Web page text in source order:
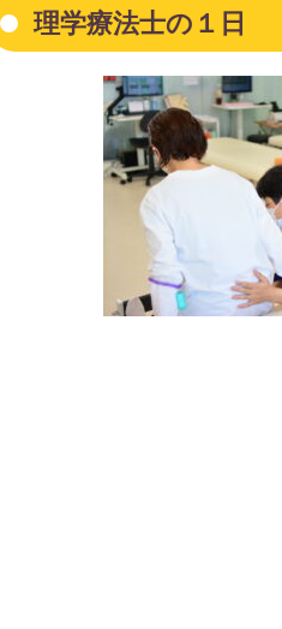
理学療法士の１日